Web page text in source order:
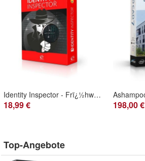
Identity Inspector - Frï¿½hwarnsystem gegen Datenklau - SecuPerts - 3 Gerï¿½te/1 J
18,99 € 198,00 €
Top-Angebote